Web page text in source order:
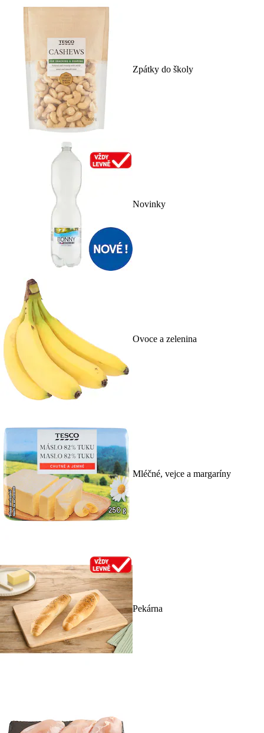
Zpátky do školy
Novinky
Ovoce a zelenina
Mléčné, vejce a margaríny
Pekárna